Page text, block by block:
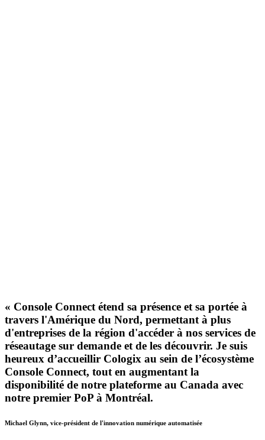
« Console Connect étend sa présence et sa portée à
travers l'Amérique du Nord, permettant à plus
d'entreprises de la région d'accéder à nos services de
réseautage sur demande et de les découvrir. Je suis
heureux d’accueillir Cologix au sein de l’écosystème
Console Connect, tout en augmentant la
disponibilité de notre plateforme au Canada avec
notre premier PoP à Montréal.
Michael Glynn, vice-président de l'innovation numérique automatisée